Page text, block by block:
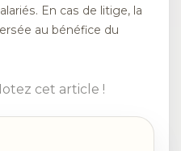
En cas de litige, la
au bénéfice du
cet article !